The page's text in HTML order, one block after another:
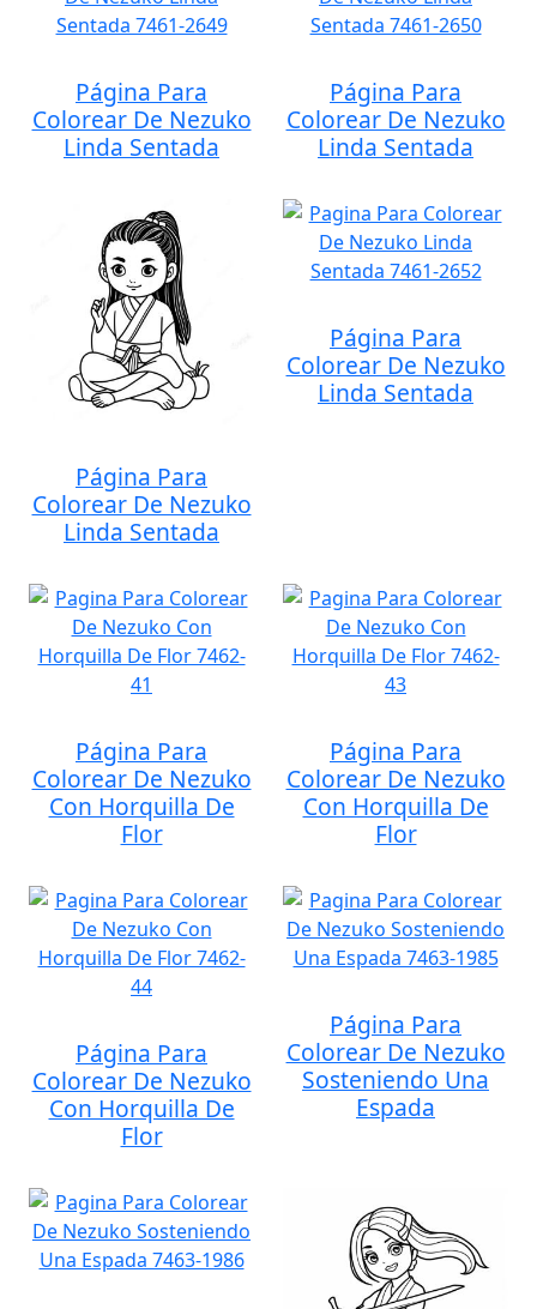
Página Para
Colorear De Nezuko
Linda Sentada
Página Para
Colorear De Nezuko
Linda Sentada
Página Para
Colorear De Nezuko
Linda Sentada
Página Para
Colorear De Nezuko
Linda Sentada
Página Para
Colorear De Nezuko
Con Horquilla De
Flor
Página Para
Colorear De Nezuko
Con Horquilla De
Flor
Página Para
Colorear De Nezuko
Con Horquilla De
Flor
Página Para
Colorear De Nezuko
Sosteniendo Una
Espada